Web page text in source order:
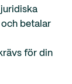
betalar
för din